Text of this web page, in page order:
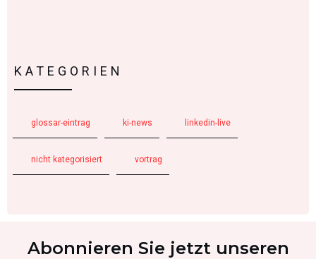
KATEGORIEN
glossar-eintrag ki-news linkedin-live
nicht kategorisiert vortrag
Abonnieren Sie jetzt unseren